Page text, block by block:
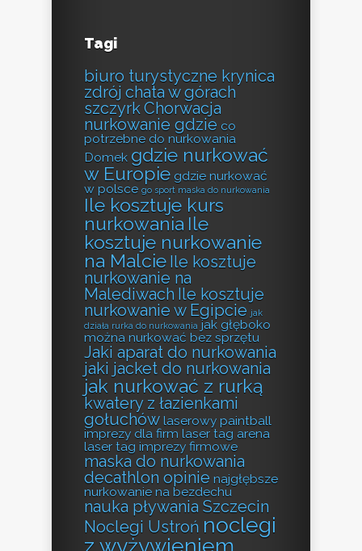
Tagi
biuro turystyczne krynica
zdrój chata w górach
szczyrkChorwacja
nurkowanie gdzie co
potrzebne do nurkowania
Domek gdzie nurkować
w Europie gdzie nurkować
w polsce go sport maska do nurkowania
Ile kosztuje kurs
nurkowania Ile
kosztuje nurkowanie
na Malcie Ile kosztuje
nurkowanie na
Malediwach Ile kosztuje
nurkowanie w Egipcie jak
działa rurka do nurkowania jak głęboko
można nurkować bez sprzętu
Jaki aparat do nurkowania
jaki jacket do nurkowania
jak nurkować z rurką
kwatery z łazienkami
gołuchów laserowy paintball
imprezy dla firm laser tag arena
laser tag imprezy firmowe
maska do nurkowania
decathlon opinie najgłębsze
nurkowanie na bezdechu
nauka pływania Szczecin
Noclegi Ustroń noclegi